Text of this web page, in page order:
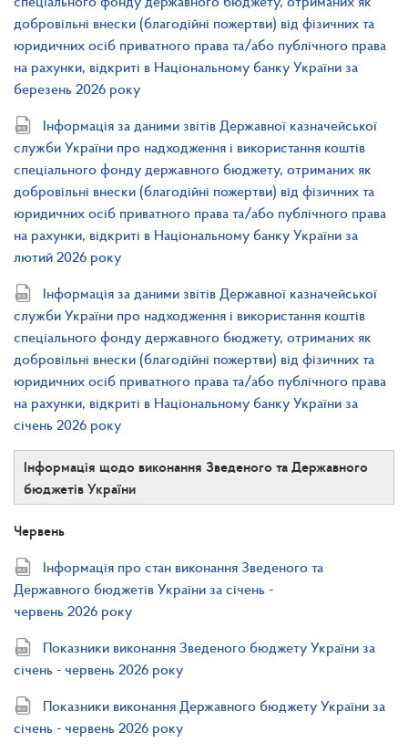
добровільні внески (благодійні пожертви) від фізичних та
юридичних осіб приватного права та/або публічного права
на рахунки, відкриті в Національному банку України за
березень 2026 року
Інформація за даними звітів Державної казначейської
служби України про надходження і використання коштів
спеціального фонду державного бюджету, отриманих як
добровільні внески (благодійні пожертви) від фізичних та
юридичних осіб приватного права та/або публічного права
на рахунки, відкриті в Національному банку України за
лютий 2026 року
Інформація за даними звітів Державної казначейської
служби України про надходження і використання коштів
спеціального фонду державного бюджету, отриманих як
добровільні внески (благодійні пожертви) від фізичних та
юридичних осіб приватного права та/або публічного права
на рахунки, відкриті в Національному банку України за
січень 2026 року
Інформація щодо виконання Зведеного та Державного
бюджетів України
Червень
Інформація про стан виконання Зведеного та
Державного бюджетів України за січень -
червень 2026 року
Показники виконання Зведеного бюджету України за
січень - червень 2026 року
Показники виконання Державного бюджету України за
січень - червень 2026 року